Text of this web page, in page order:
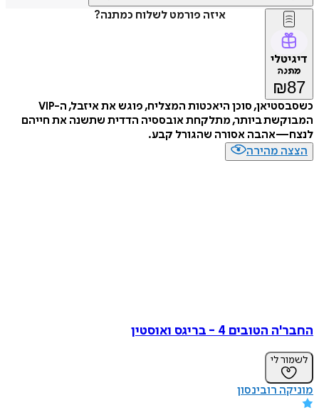
איזה פורמט לשלוח כמתנה?
דיגיטלי
מתנה
₪87
כשסבסטיאן, סוכן היאכטות המצליח, פוגש את איזבל, ה-VIP
המבוקשת ביותר, מתלקחת אובססיה הדדית שתשנה את חייהם
לנצח—אהבה אסורה שהגורל קבע.
הצצה מהירה
החבר'ה הטובים 4 - בריגס ואוסטין
לשמור לי
מוניקה רובינסון